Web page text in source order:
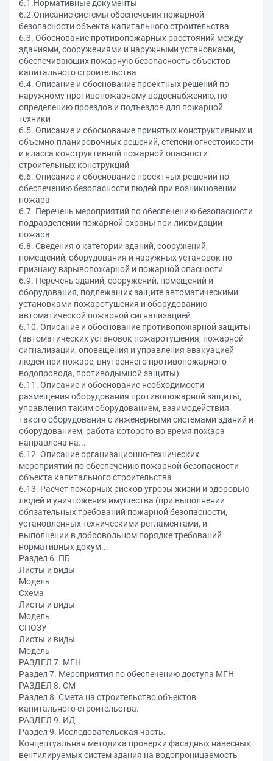
6.1.Нормативные документы
6.2.Описание системы обеспечения пожарной
безопасности объекта капитального строительства
6.3. Обоснование противопожарных расстояний между
зданиями, сооружениями и наружными установками,
обеспечивающих пожарную безопасность объектов
капитального строительства
6.4. Описание и обоснование проектных решений по
наружному противопожарному водоснабжению, по
определению проездов и подъездов для пожарной
техники
6.5. Описание и обоснование принятых конструктивных и
объемно-планировочных решений, степени огнестойкости
и класса конструктивной пожарной опасности
строительных конструкций
6.6. Описание и обоснование проектных решений по
обеспечению безопасности людей при возникновении
пожара
6.7. Перечень мероприятий по обеспечению безопасности
подразделений пожарной охраны при ликвидации
пожара
6.8. Сведения о категории зданий, сооружений,
помещений, оборудования и наружных установок по
признаку взрывопожарной и пожарной опасности
6.9. Перечень зданий, сооружений, помещений и
оборудования, подлежащих защите автоматическими
установками пожаротушения и оборудованию
автоматической пожарной сигнализацией
6.10. Описание и обоснование противопожарной защиты
(автоматических установок пожаротушения, пожарной
сигнализации, оповещения и управления эвакуацией
людей при пожаре, внутреннего противопожарного
водопровода, противодымной защиты)
6.11. Описание и обоснование необходимости
размещения оборудования противопожарной защиты,
управления таким оборудованием, взаимодействия
такого оборудования с инженерными системами зданий и
оборудованием, работа которого во время пожара
направлена на...
6.12. Описание организационно-технических
мероприятий по обеспечению пожарной безопасности
объекта капитального строительства
6.13. Расчет пожарных рисков угрозы жизни и здоровью
людей и уничтожения имущества (при выполнении
обязательных требований пожарной безопасности,
установленных техническими регламентами, и
выполнении в добровольном порядке требований
нормативных докум...
Раздел 6. ПБ
Листы и виды
Модель
Схема
Листы и виды
Модель
СПОЗУ
Листы и виды
Модель
РАЗДЕЛ 7. МГН
Раздел 7. Мероприятия по обеспечению доступа МГН
РАЗДЕЛ 8. СМ
Раздел 8. Смета на строительство объектов
капитального строительства.
РАЗДЕЛ 9. ИД
Раздел 9. Исследовательская часть.
Концептуальная методика проверки фасадных навесных
вентилируемых систем здания на водопроницаемость